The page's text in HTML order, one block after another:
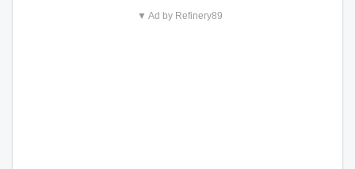
▼ Ad by Refinery89